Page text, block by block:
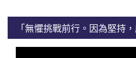
「無懼挑戰前行。因為堅持，